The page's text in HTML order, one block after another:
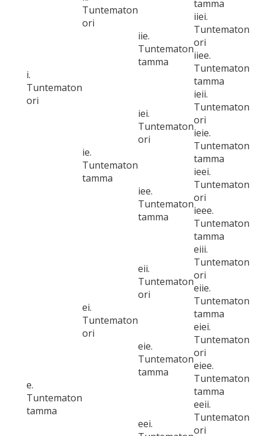
i.
Tuntematon
ori
Tuntematon
ori
tamma
iie.
Tuntematon
tamma
iiei.
Tuntematon
ori
iiee.
Tuntematon
tamma
ie.
Tuntematon
tamma
iei.
Tuntematon
ori
ieii.
Tuntematon
ori
ieie.
Tuntematon
tamma
iee.
Tuntematon
tamma
ieei.
Tuntematon
ori
ieee.
Tuntematon
tamma
e.
Tuntematon
tamma
ei.
Tuntematon
ori
eii.
Tuntematon
ori
eiii.
Tuntematon
ori
eiie.
Tuntematon
tamma
eie.
Tuntematon
tamma
eiei.
Tuntematon
ori
eiee.
Tuntematon
tamma
eei.
eeii.
Tuntematon
ori